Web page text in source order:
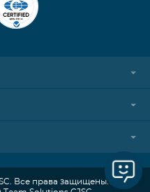
Все права защищены.